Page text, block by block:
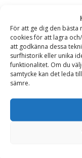
För att ge dig den bästa
cookies för att lagra
att godkänna dessa
surfhistorik eller unika
funktionalitet. Om du
samtycke kan det leda
sämre.
BESKRIVNING
Gaffelställ –
rambredd 1500
större
för dagens högt
Gafflarna flyttas